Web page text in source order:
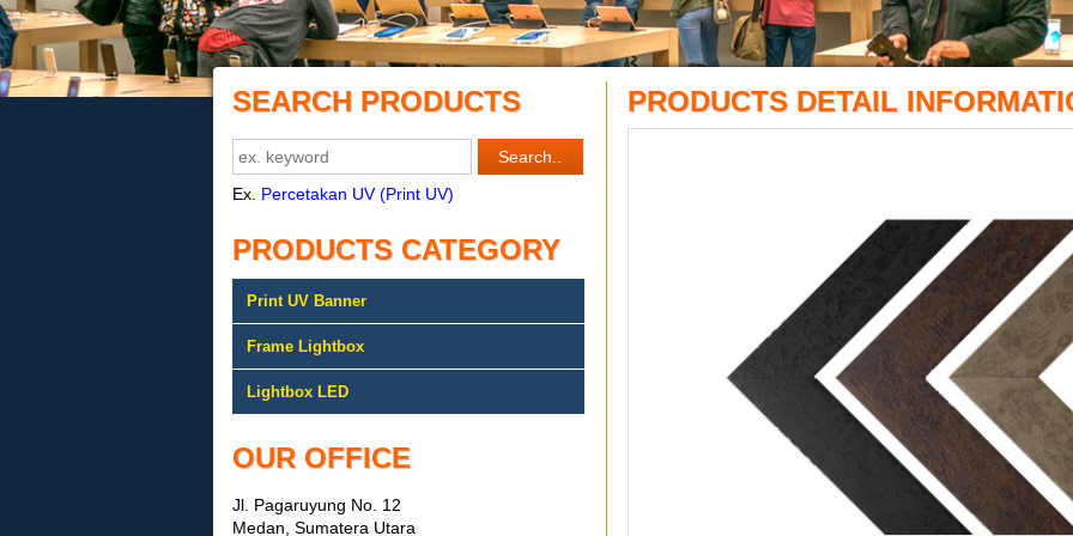
SEARCH PRODUCTS
Ex. Percetakan UV (Print UV)
PRODUCTS CATEGORY
Print UV Banner
Frame Lightbox
Lightbox LED
OUR OFFICE
Jl. Pagaruyung No. 12
Medan, Sumatera Utara
PRODUCTS DETAIL